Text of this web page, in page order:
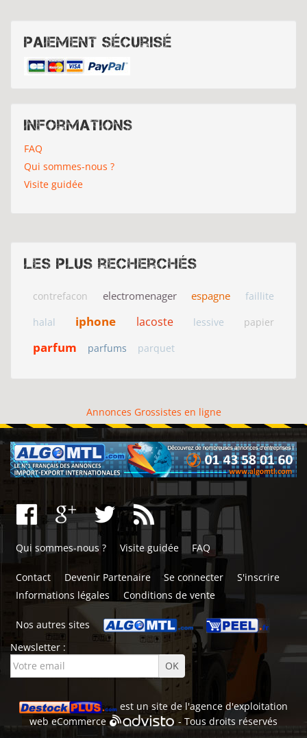
Paiement sécurisé
Informations
FAQ
Qui sommes-nous ?
Visite guidée
Les plus recherchés
contrefacon electromenager espagne
faillite
halal
iphone lacoste lessive papier
parfum parfums parquet
Annonces Grossistes en ligne
Qui sommes-nous ? Visite guidée FAQ
Contact Devenir Partenaire Se connecter
S'inscrire
Informations légales
Conditions de vente
Nos autres sites
Newsletter :
est un site de l'agence d'exploitation
webeCommerce - Tous droits réservés